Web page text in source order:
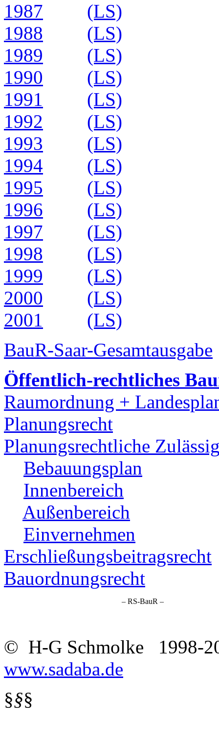
1987
(LS)
1988
(LS)
1989
(LS)
1990
(LS)
1991
(LS)
1992
(LS)
1993
(LS)
1994
(LS)
1995
(LS)
1996
(LS)
1997
(LS)
1998
(LS)
1999
(LS)
2000
(LS)
2001
(LS)
BauR-Saar-Gesamtausgabe
Öffentlich-rechtliches
Raumordnung +
Planungsrecht
Planungsrechtliche
Bebauungsplan
Innenbereich
Außenbereich
Einvernehmen
Erschließungsbeitragsrecht
Bauordnungsrecht
– RS-BauR –
© H-G Schmolke 1998-
www.sadaba.de
§§§